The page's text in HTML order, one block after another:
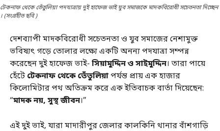
টেকনাফ থেকে তেঁতুলিয়া পদযাত্রায় দুই হাফেজ ভাই যুব সমাজকে মাদকবিরোধী সচেতনতা দিচ্ছেন
। (সংগ্রহীত ছবি )
দেশব্যাপী মাদকবিরোধী সচেতনতা ও যুব সমাজের নেশামুক্ত
ভবিষ্যৎ গড়ে তোলার লক্ষ্যে একটি অনন্য পদযাত্রা সম্পন্ন
করেছেন দুই হাফেজ ভাই- সিয়ামুদ্দিন ও সাইমুদ্দিন। তারা পায়ে
হেঁটে টেকনাফ থেকে তেঁতুলিয়াপর্যন্ত প্রায় এক হাজার
কিলোমিটার পথ অতিক্রম করে এক ইতিবাচক বার্তা দিয়েছেন:
“মাদক নয়, সুস্থ জীবন।”
এই দুই ভাই, যারা মাদারীপুর জেলার কালকিনি থানার বাঁশগাড়ি